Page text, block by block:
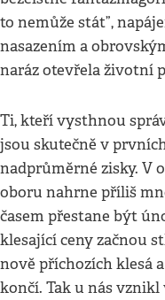
to nemůže stát”,
nasazením a
naráz otevřela životní
Ti, kteří vysthnou
jsou skutečně v
nadprůměrné zisky. V
oboru nahrne příliš
časem přestane být
klesající ceny začnou
nově příchozích klesá
končí. Tak u nás